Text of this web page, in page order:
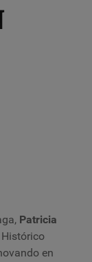
Patricia
en